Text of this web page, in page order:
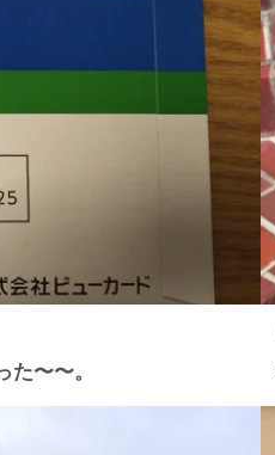
〜〜。